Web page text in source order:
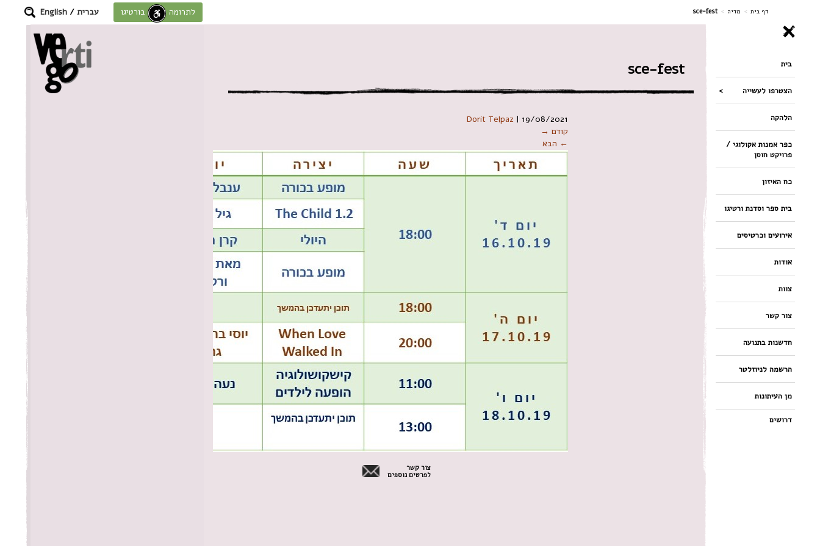
דף בית > מדיה >
sce-fest לתרומה לחוסן בורטיגו עברית /
English
בית
הצטרפו לעשייה
הלהקה
כפר אמנות אקולוגי /
פרויקט חוסן
כח האיזון
בית ספר וסדנת ורטיגו
אירועים וכרטיסים
אודות
צוות
צור קשר
חדשנות בתנועה
הרשמה לניוזלטר
מן העיתונות
דרושים
sce-fest
Dorit Telpaz | 19/08/2021
קודם →
← הבא
צור קשר
לפרטים נוספים